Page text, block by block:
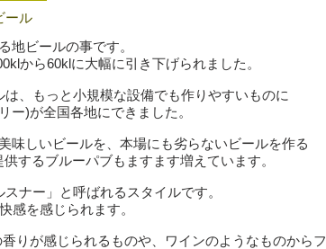
ール
地ビールの事です。
から60klに大幅に引き下げられました。
、もっと小規模な設備でも作りやすいものに
ー)が全国各地にできました。
味しいビールを、本場にも劣らないビールを作る
するブルーパブもますます増えています。
ナー」と呼ばれるスタイルです。
感を感じられます。
りが感じられるものや、ワインのようなものからフ